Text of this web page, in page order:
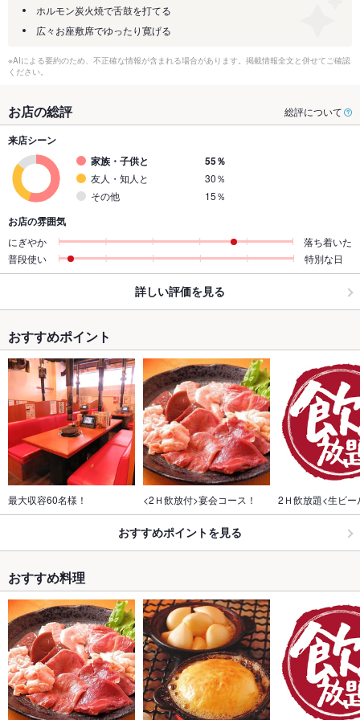
ホルモン炭火焼で舌鼓を打てる
広々お座敷席でゆったり寛げる
※AIによる要約のため、不正確な情報が含まれる場合があります。掲載情報全文と併せてご確認
ください。
お店の総評 総評について
来店シーン
家族・子供と
55％
友人・知人と
30％
その他
15％
お店の雰囲気
にぎやか
落ち着いた
普段使い
特別な日
詳しい評価を見る
おすすめポイント
最大収容60名様！ <2Ｈ飲放付>宴会コース！ 2Ｈ飲放題<生ビー
おすすめポイントを見る
おすすめ料理